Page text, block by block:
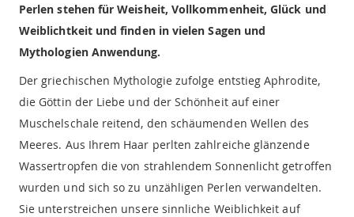
Perlen stehen für Weisheit, Vollkommenheit, Glück und
Weiblichtkeit und finden in vielen Sagen und
Mythologien Anwendung.
Der griechischen Mythologie zufolge entstieg Aphrodite,
die Göttin der Liebe und der Schönheit auf einer
Muschelschale reitend, den schäumenden Wellen des
Meeres. Aus Ihrem Haar perlten zahlreiche glänzende
Wassertropfen die von strahlendem Sonnenlicht getroffen
wurden und sich so zu unzähligen Perlen verwandelten.
Sie unterstreichen unsere sinnliche Weiblichkeit auf